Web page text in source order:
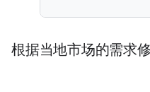
根据当地市场的需求